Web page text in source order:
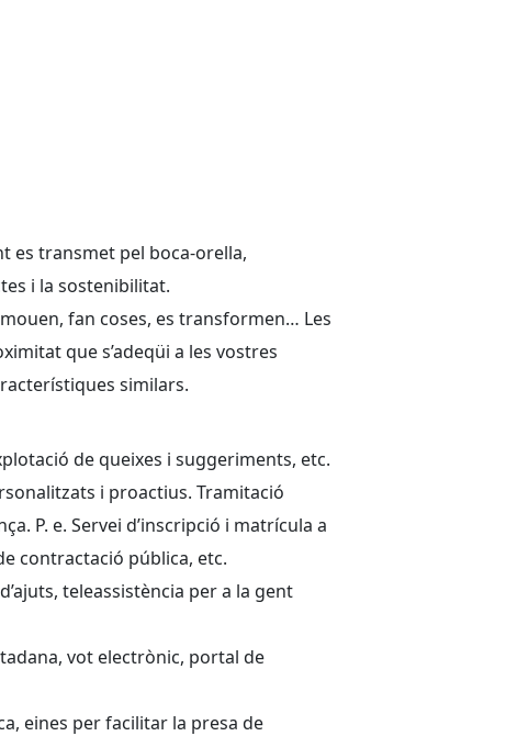
es transmet pel boca-orella,
i la sostenibilitat.
fan coses, es transformen… Les
que s’adeqüi a les vostres
similars.
de queixes i suggeriments, etc.
i proactius. Tramitació
P. e. Servei d’inscripció i matrícula a
contractació pública, etc.
teleassistència per a la gent
vot electrònic, portal de
eines per facilitar la presa de